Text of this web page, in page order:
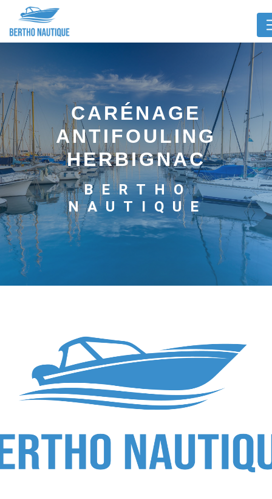
CARÉNAGE
ANTIFOULING
HERBIGNAC
BERTHO
NAUTIQUE
Panneau de gestion des cookies